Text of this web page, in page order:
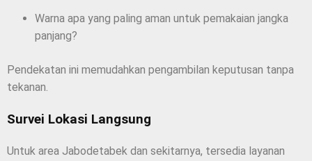
Warna apa yang paling aman untuk pemakaian jangka
panjang?
Pendekatan ini memudahkan pengambilan keputusan tanpa
tekanan.
Survei Lokasi Langsung
Untuk area Jabodetabek dan sekitarnya, tersedia layanan